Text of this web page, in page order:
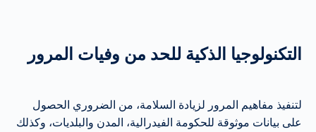
التكنولوجيا الذكية للحد من وفيات المرور
لتنفيذ مفاهيم المرور لزيادة السلامة، من الضروري الحصول
على بيانات موثوقة للحكومة الفيدرالية، المدن والبلديات، وكذلك